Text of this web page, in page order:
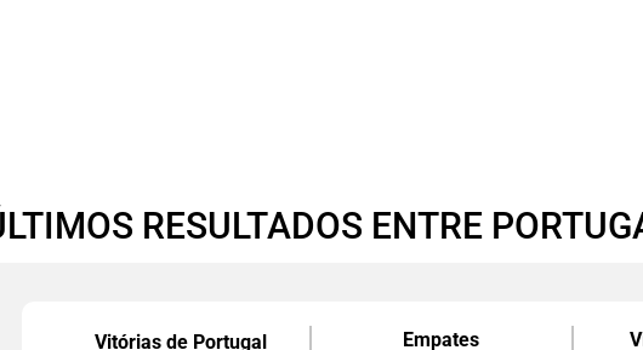
RESULTADOS ENTRE
Vitórias de Portugal Empates